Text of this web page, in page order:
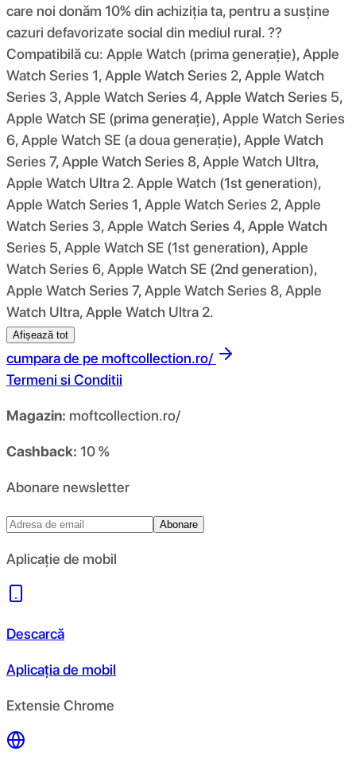
care noi donăm 10% din achiziția ta, pentru a susține
cazuri defavorizate social din mediul rural. ??
Compatibilă cu: Apple Watch (prima generație), Apple
Watch Series 1, Apple Watch Series 2, Apple Watch
Series 3, Apple Watch Series 4, Apple Watch Series 5,
Apple Watch SE (prima generație), Apple Watch Series
6, Apple Watch SE (a doua generație), Apple Watch
Series 7, Apple Watch Series 8, Apple Watch Ultra,
Apple Watch Ultra 2. Apple Watch (1st generation),
Apple Watch Series 1, Apple Watch Series 2, Apple
Watch Series 3, Apple Watch Series 4, Apple Watch
Series 5, Apple Watch SE (1st generation), Apple
Watch Series 6, Apple Watch SE (2nd generation),
Apple Watch Series 7, Apple Watch Series 8, Apple
Watch Ultra, Apple Watch Ultra 2.
Afișează tot
cumpara de pe moftcollection.ro/
Termeni si Conditii
Magazin: moftcollection.ro/
Cashback: 10 %
Abonare newsletter
Abonare
Aplicație de mobil
Descarcă
Aplicația de mobil
Extensie Chrome